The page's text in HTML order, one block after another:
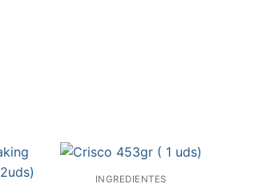
INGREDIENTES